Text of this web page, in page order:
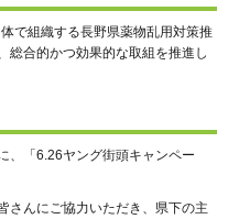
で組織する長野県薬物乱用対策推
総合的かつ効果的な取組を推進し
、「6.26ヤング街頭キャンペー
さんにご協力いただき、県下の主